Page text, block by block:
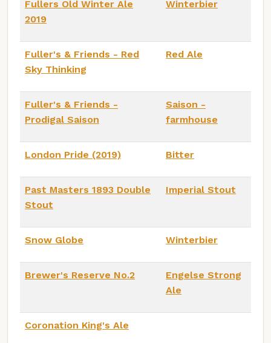
Fullers Old Winter Ale
2019
Winterbier
Fuller's & Friends - Red
Sky Thinking
Red Ale
Fuller's & Friends -
Prodigal Saison
Saison -
farmhouse
London Pride (2019) Bitter
Past Masters 1893 Double
Stout
Imperial Stout
Snow Globe Winterbier
Brewer's Reserve No.2
Engelse Strong
Ale
Coronation King's Ale